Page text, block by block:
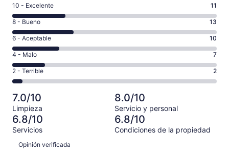
Puntuación
de
10,
es
decir,
Excelente.
Basada
en
de
43
opiniones
10 - Excelente 11
Puntuación
de
8,
es
decir,
Bueno.
Basada
en
13
de
43
opiniones
8 - Bueno 13
Puntuación
de
6,
es
decir,
Basada
en
10
de
43
opiniones
6 - Aceptable 10
Puntuación
de
4,
es
decir,
Malo.
Basada
en
de
4 - Malo 7
Puntuación
de
2,
es
decir,
Terrible.
Basada
en
2 - Terrible 2
7.0/10
Limpieza
8.0/10
Servicio y personal
6.8/10
Servicios
6.8/10
Condiciones de la propiedad
Opiniones
Opinión verificada